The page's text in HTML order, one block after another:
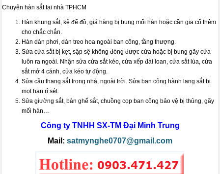
Chuyên hàn sắt tại nhà TPHCM
Hàn khung sắt, kệ để đồ, giá hàng bị bung mối hàn hoặc cần gia cố thêm
cho chắc chắn.
Hàn dàn phơi, dàn treo hoa ngoài ban công, tầng thượng.
Sửa cửa sắt bị kẹt, sập sệ không đóng được cửa hoặc bị bung gãy cửa
luôn ra ngoài. Nhận sửa cửa sắt kéo, cửa xếp đài loan, cửa sắt lùa, cửa
sắt mở 4 cánh, cửa kéo tự động.
Sửa cầu thang sắt trong nhà, ngoài trời. Sửa ban công hành lang sắt bị
mọt han rỉ sét.
Sửa giường sắt, bàn ghế sắt, chuồng cọp ban công bảo vệ bị thủng, gãy
mối hàn…
Công ty TNHH SX-TM Đại Minh Trung
Mail: satmynghe0707@gmail.com